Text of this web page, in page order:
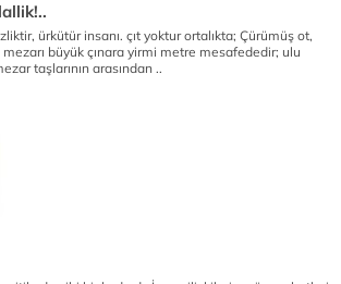
ürkütür insanı. çıt yoktur ortalıkta; Çürümüş ot,
büyük çınara yirmi metre mesafededir; ulu
taşlarının arasından ..